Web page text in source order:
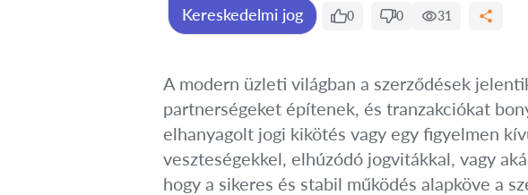
Kereskedelmi jog 0 0 31
A modern üzleti világban a szerződések
partnerségeket építenek, és tranzakciókat
elhanyagolt jogi kikötés vagy egy figyelmen
veszteségekkel, elhúzódó jogvitákkal, vagy
hogy a sikeres és stabil működés alapköve a